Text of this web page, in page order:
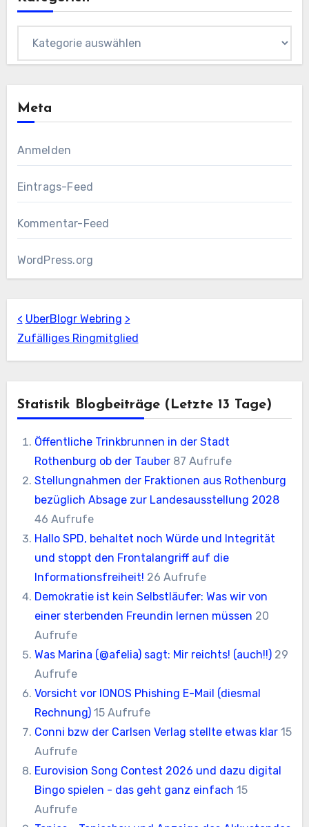
Meta
Anmelden
Eintrags-Feed
Kommentar-Feed
WordPress.org
< UberBlogr Webring >
Zufälliges Ringmitglied
Statistik Blogbeiträge (letzte 13 Tage)
Öffentliche Trinkbrunnen in der Stadt
Rothenburg ob der Tauber 87 Aufrufe
Stellungnahmen der Fraktionen aus Rothenburg
bezüglich Absage zur Landesausstellung 2028
46 Aufrufe
Hallo SPD, behaltet noch Würde und Integrität
und stoppt den Frontalangriff auf die
Informationsfreiheit! 26 Aufrufe
Demokratie ist kein Selbstläufer: Was wir von
einer sterbenden Freundin lernen müssen 20
Aufrufe
Was Marina (@afelia) sagt: Mir reichts! (auch!!) 29
Aufrufe
Vorsicht vor IONOS Phishing E-Mail (diesmal
Rechnung) 15 Aufrufe
Conni bzw der Carlsen Verlag stellte etwas klar 15
Aufrufe
Eurovision Song Contest 2026 und dazu digital
Bingo spielen - das geht ganz einfach 15
Aufrufe